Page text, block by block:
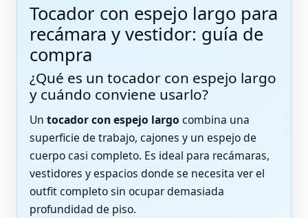
Tocador con espejo largo para
recámara y vestidor: guía de
compra
¿Qué es un tocador con espejo largo
y cuándo conviene usarlo?
Un tocador con espejo largo combina una
superficie de trabajo, cajones y un espejo de
cuerpo casi completo. Es ideal para recámaras,
vestidores y espacios donde se necesita ver el
outfit completo sin ocupar demasiada
profundidad de piso.